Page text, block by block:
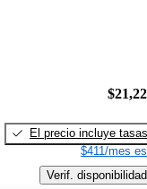
El precio incluye tasas
$411/mes
Verif. disponibilidad